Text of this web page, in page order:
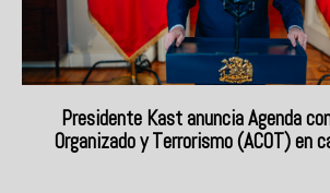
Presidente Kast anuncia Agenda
Organizado y Terrorismo (ACOT) en